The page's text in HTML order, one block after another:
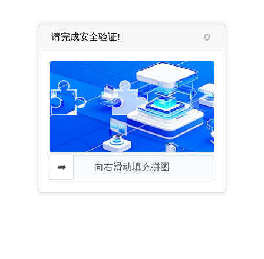
请完成安全验证!
向右滑动填充拼图